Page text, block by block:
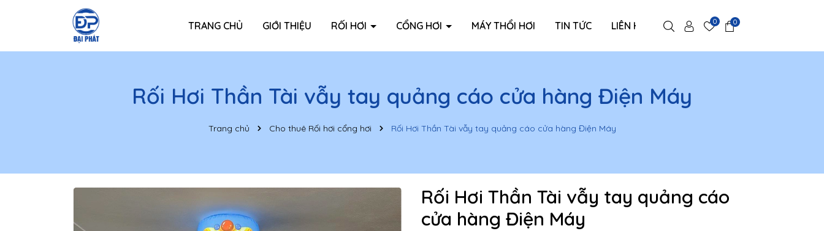
TRANG CHỦ GIỚI THIỆU RỐI HƠI CỔNG HƠI MÁY THỔI HƠI TIN TỨC LIÊN HỆ 0 0
Rối Hơi Thần Tài vẫy tay quảng cáo cửa hàng Điện Máy
Trang chủ Cho thuê Rối hơi cổng hơi Rối Hơi Thần Tài vẫy tay quảng cáo cửa hàng Điện Máy
Rối Hơi Thần Tài vẫy tay quảng cáo
cửa hàng Điện Máy